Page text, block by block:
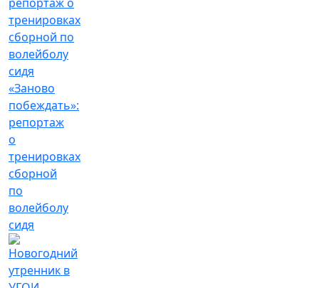
«Заново
побеждать»:
репортаж
о
тренировках
сборной
по
волейболу
сидя